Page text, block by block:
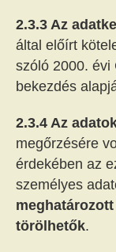
2.3.3 Az
által előírt
szóló 2000. évi
bekezdés
2.3.4 Az
megőrzésére
érdekében az
személyes
törölhetők.